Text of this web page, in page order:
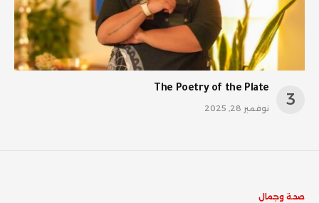
The Poetry of the Plate
نوفمبر 28, 2025
صحة وجمال